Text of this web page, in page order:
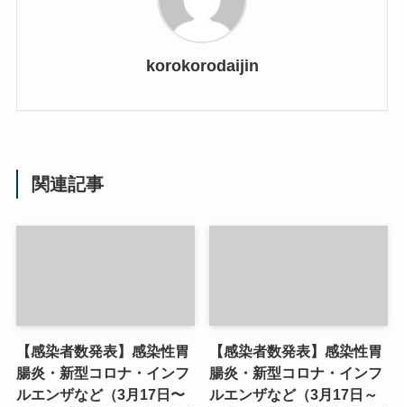
korokorodaijin
関連記事
【感染者数発表】感染性胃
腸炎・新型コロナ・インフ
ルエンザなど（3月17日〜
【感染者数発表】感染性胃
腸炎・新型コロナ・インフ
ルエンザなど（3月17日～